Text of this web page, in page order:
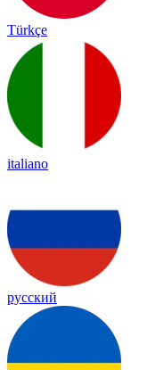
Türkçe
italiano
русский